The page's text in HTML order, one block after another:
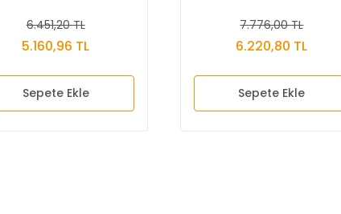
6.451,20 TL
5.160,96 TL
Sepete Ekle
7.776,00 TL
6.220,80 TL
Sepete Ekle